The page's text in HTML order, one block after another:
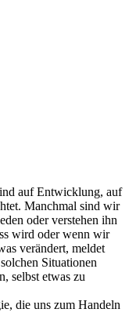
auf Entwicklung, auf
Manchmal sind wir
oder verstehen ihn
wird oder wenn wir
verändert, meldet
Situationen
selbst etwas zu
die uns zum Handeln